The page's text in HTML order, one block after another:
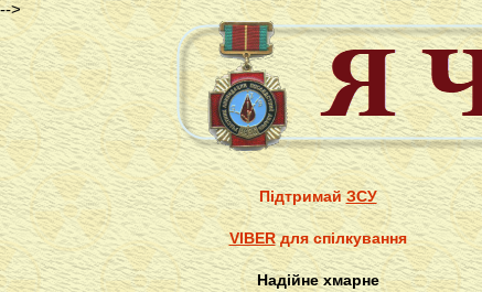
-->
ПідтримайЗСУ
VIBERдля спілкування
Надійне хмарне